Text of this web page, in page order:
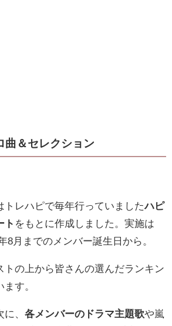
曲＆セレクション
トレハピで毎年行っていましたハピ
ト をもとに作成しました。実施は
8月までのメンバー誕生日から。
トの上から皆さんの選んだランキン
す。
、 各メンバーのドラマ主題歌や嵐